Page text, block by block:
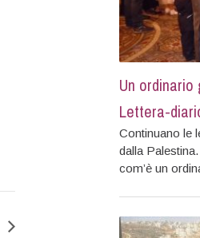
Un
Lettera-
Continuano le
dalla
com’è un